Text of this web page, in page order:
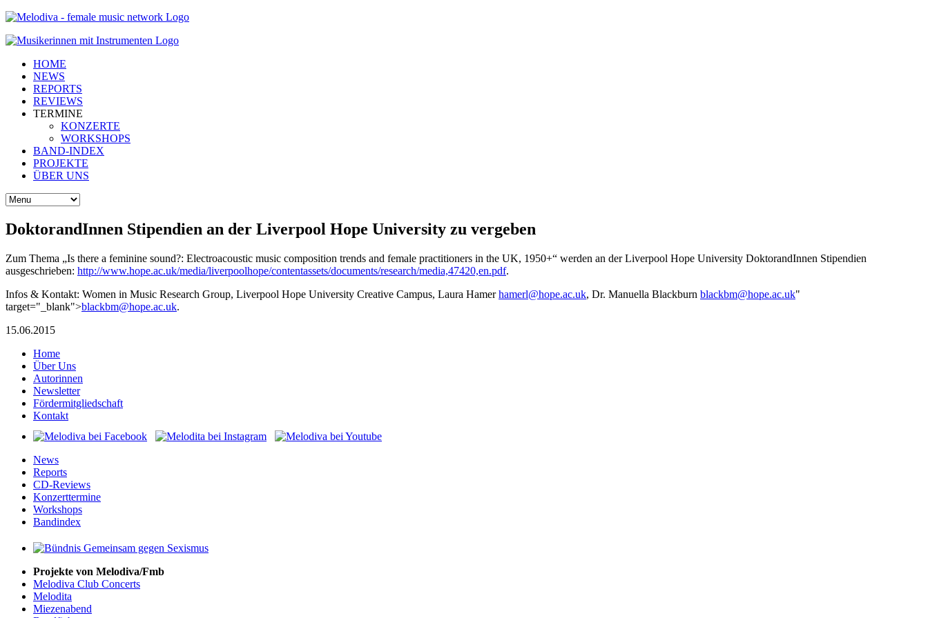
HOME
NEWS
REPORTS
REVIEWS
TERMINE
KONZERTE
WORKSHOPS
BAND-INDEX
PROJEKTE
ÜBER UNS
DoktorandInnen Stipendien an der Liverpool Hope University zu vergeben
Zum Thema „Is there a feminine sound?: Electroacoustic music composition trends and female practitioners in the UK, 1950+“ werden an der Liverpool Hope University DoktorandInnen Stipendien
ausgeschrieben: http://www.hope.ac.uk/media/liverpoolhope/contentassets/documents/research/media,47420,en.pdf.
Infos & Kontakt: Women in Music Research Group, Liverpool Hope University Creative Campus, Laura Hamer
ku.ca
.epoh
@lrem
ah , Dr. Manuella Blackburn ku.ca
.epoh
@mbkc
alb
"
target="_blank">
ku.ca
.epoh
@mbkc
alb
.
15.06.2015
Home
Über Uns
Autorinnen
Newsletter
Fördermitgliedschaft
Kontakt
News
Reports
CD-Reviews
Konzerttermine
Workshops
Bandindex
Projekte von Melodiva/Fmb
Melodiva Club Concerts
Melodita
Miezenabend